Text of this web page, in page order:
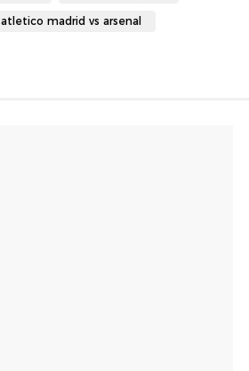
atletico madrid vs arsenal